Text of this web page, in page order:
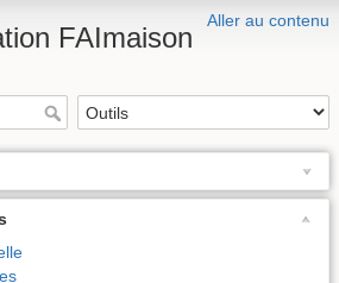
Aller au contenu
FAImaison